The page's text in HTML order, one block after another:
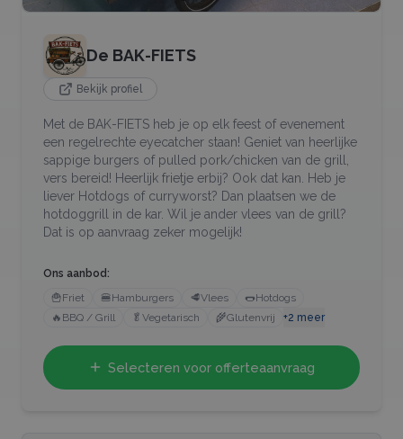
De BAK-FIETS
Bekijk profiel
Met de BAK-FIETS heb je op elk feest of evenement
een regelrechte eyecatcher staan! Geniet van heerlijke
sappige burgers of pulled pork/chicken van de grill,
vers bereid! Heerlijk frietje erbij? Ook dat kan. Heb je
liever Hotdogs of curryworst? Dan plaatsen we de
hotdoggrill in de kar. Wil je ander vlees van de grill?
Dat is op aanvraag zeker mogelijk!
Ons aanbod:
🍟Friet 🍔Hamburgers 🥩Vlees 🌭Hotdogs
🔥 BBQ / Grill 🥬 Vegetarisch 🌾Glutenvrij +2 meer
Selecteren voor offerteaanvraag